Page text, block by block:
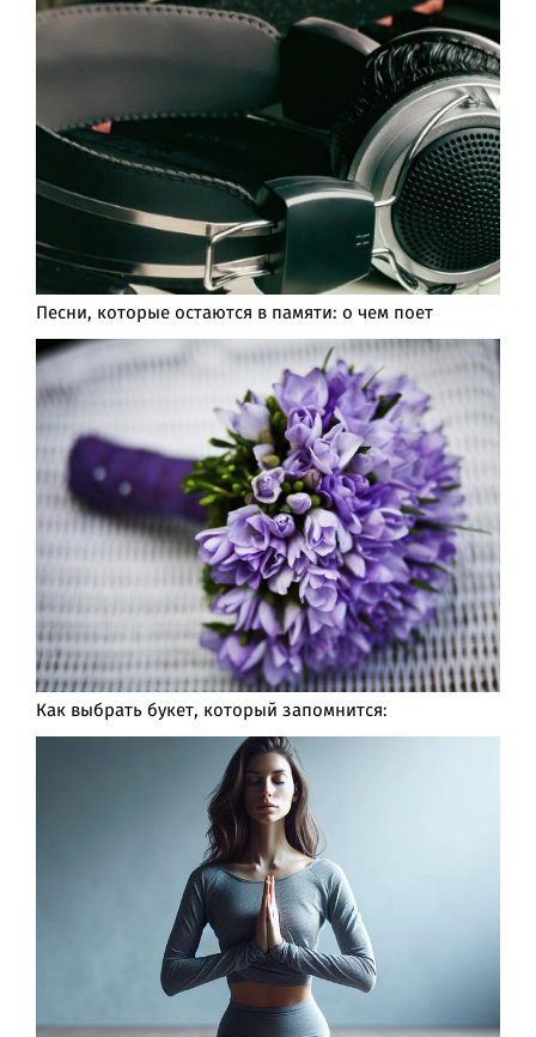
Песни, которые остаются в памяти: о чем поет
Как выбрать букет, который запомнится: